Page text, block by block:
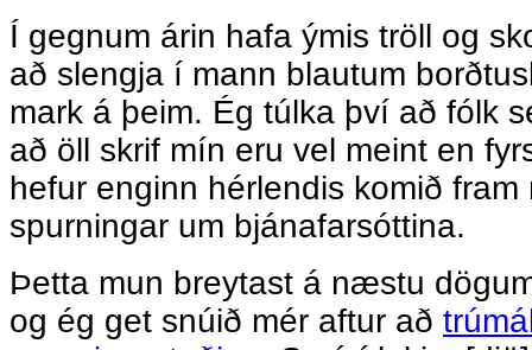
Í gegnum árin hafa ýmis tröll og
að slengja í mann blautum
mark á þeim. Ég túlka því að fólk
að öll skrif mín eru vel meint en
hefur enginn hérlendis komið fram
spurningar um bjánafarsóttina.
Þetta mun breytast á næstu
og ég get snúið mér aftur að